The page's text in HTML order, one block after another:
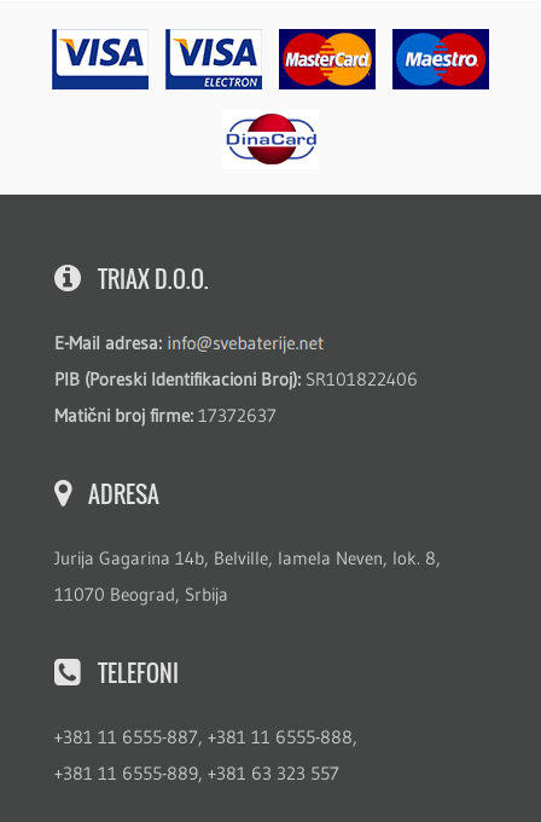
TRIAX D.O.O.
E-Mail adresa:
PIB (Poreski Identifikacioni Broj): SR101822406
Matični broj firme: 17372637
ADRESA
Jurija Gagarina 14b, Belville, lamela Neven, lok. 8,
11070 Beograd, Srbija
TELEFONI
+381 11 6555-887, +381 11 6555-888,
+381 11 6555-889, +381 63 323 557